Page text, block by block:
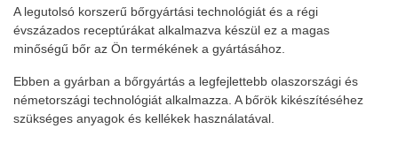
A legutolsó korszerű bőrgyártási technológiát és a régi
évszázados receptúrákat alkalmazva készül ez a magas
minőségű bőr az Ön termékének a gyártásához.
Ebben a gyárban a bőrgyártás a legfejlettebb olaszországi és
németországi technológiát alkalmazza. A bőrök kikészítéséhez
szükséges anyagok és kellékek használatával.